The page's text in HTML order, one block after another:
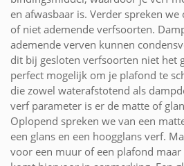
en afwasbaar is. Verder spreken
of niet ademende verfsoorten.
ademende verven kunnen
dit bij gesloten verfsoorten niet het
perfect mogelijk om je plafond te
die zowel waterafstotend als
verf parameter is er de matte of
Oplopend spreken we van een
een glans en een hoogglans verf.
voor een muur of een plafond